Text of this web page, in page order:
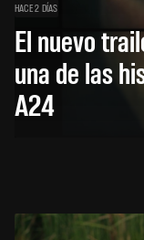
HACE 2 DÍAS
El nuevo
una de las
A24